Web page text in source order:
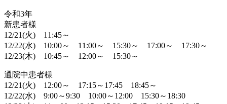
令和3年
新患者様
12/21(火) 11:45～
12/22(水) 10:00～ 11:00～ 15:30～ 17:00～ 17:30～
12/23(木) 10:45～ 12:00～ 15:30～
通院中患者様
12/21(火) 12:00～ 17:15～17:45 18:45～
12/22(水) 9:00～9:30 10:00～12:00 15:30～18:30